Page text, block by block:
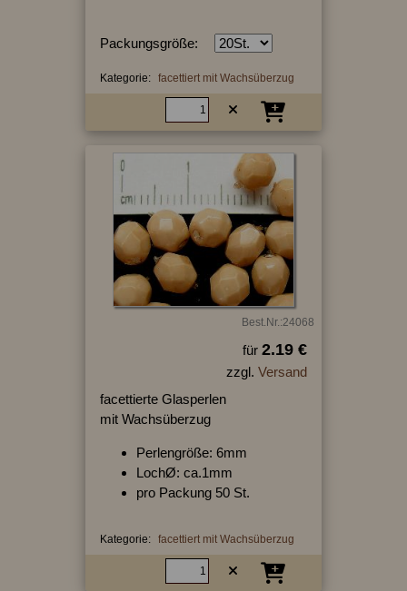
Packungsgröße:
Kategorie: facettiert mit Wachsüberzug
Best.Nr.:24068
für 2.19 €
zzgl. Versand
facettierte Glasperlen
mit Wachsüberzug
Perlengröße: 6mm
LochØ: ca.1mm
pro Packung 50 St.
Kategorie: facettiert mit Wachsüberzug